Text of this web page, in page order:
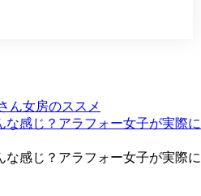
な感じ？アラフォー女子が実際に
な感じ？アラフォー女子が実際に